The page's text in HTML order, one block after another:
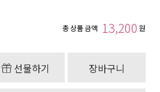
총 상품 금액 13,200 원
선물하기 장바구니